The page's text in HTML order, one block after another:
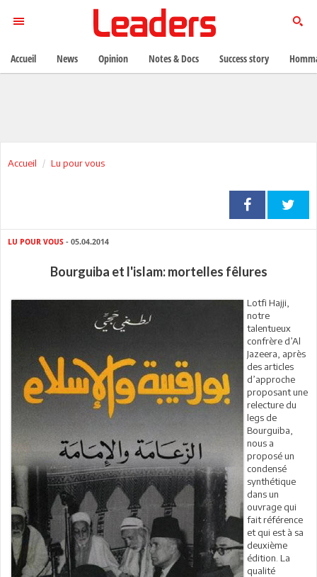
Accueil Lu pour vous
LU POUR VOUS - 05.04.2014
Bourguiba et l'islam: mortelles fêlures
Lotfi Hajji,
notre
talentueux
confrère d’Al
Jazeera, après
des articles
d’approche
proposant une
relecture du
legs de
Bourguiba,
nous a
proposé un
condensé
synthétique
dans un
ouvrage qui
fait référence
et qui est à sa
deuxième
édition. La
qualité
Accueil News Opinion Notes & Docs Success story